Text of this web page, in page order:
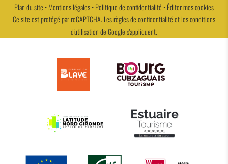
Plan du site •Mentions légales•Politique de confidentialité •Éditer mes cookies
Ce site est protégé par reCAPTCHA. Lesrègles de confidentialitéet lesconditions
d'utilisationde Google s'appliquent.